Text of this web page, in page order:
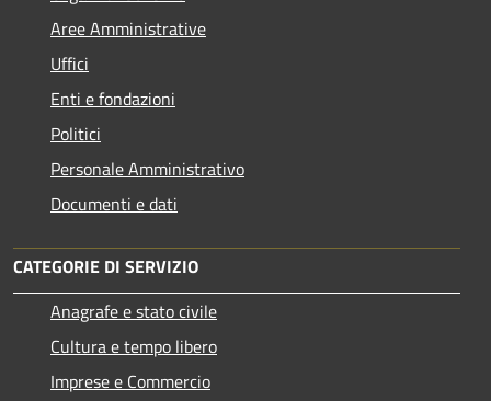
Aree Amministrative
Uffici
Enti e fondazioni
Politici
Personale Amministrativo
Documenti e dati
CATEGORIE DI SERVIZIO
Anagrafe e stato civile
Cultura e tempo libero
Imprese e Commercio